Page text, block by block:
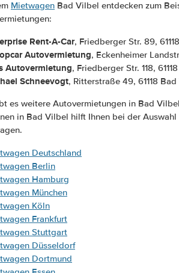
Mietwagen Bad Vilbel entdecken zum
Rent-A-Car, Friedberger Str. 89,
Autovermietung, Eckenheimer
Autovermietung, Friedberger Str. 118,
Schneevogt, Ritterstraße 49, 61118
es weitere Autovermietungen in Bad
in Bad Vilbel hilft Ihnen bei der
Deutschland
Berlin
Hamburg
München
Köln
Frankfurt
Stuttgart
Düsseldorf
Dortmund